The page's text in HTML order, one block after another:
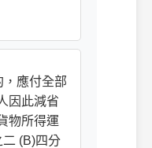
，應付全部
因此減省
物所得運
(B)四分